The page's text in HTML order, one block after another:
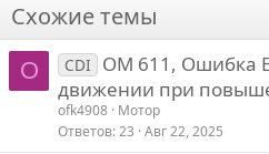
26
Verdana
Схожие темы
O CDI
OM 611, Ошибка
движении при
ofk4908 Мотор
Ответов 23 Авг 22, 2025